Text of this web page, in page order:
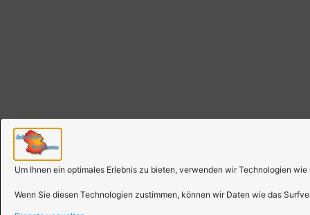
Um Ihnen ein optimales Erlebnis zu bieten, verwenden wir Technologien
Wenn Sie diesen Technologien zustimmen, können wir Daten wie das